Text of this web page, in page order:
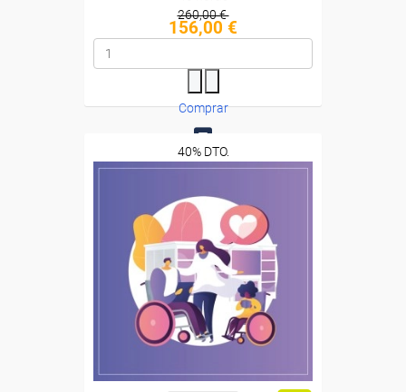
260,00 €
156,00 €
Comprar
0
40% DTO.
Descuentos especiales
Sin requisitos de acceso
Diploma
Compra segura